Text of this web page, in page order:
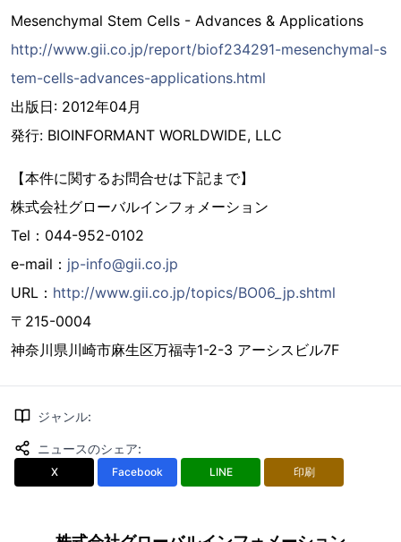
Mesenchymal Stem Cells - Advances & Applications
http://www.gii.co.jp/report/biof234291-mesenchymal-s
tem-cells-advances-applications.html
出版日: 2012年04月
発行: BIOINFORMANT WORLDWIDE, LLC
【本件に関するお問合せは下記まで】
株式会社グローバルインフォメーション
Tel：044-952-0102
e-mail： jp-info@gii.co.jp
URL： http://www.gii.co.jp/topics/BO06_jp.shtml
〒215-0004
神奈川県川崎市麻生区万福寺1-2-3 アーシスビル7F
ジャンル:
ニュースのシェア:
X Facebook LINE 印刷